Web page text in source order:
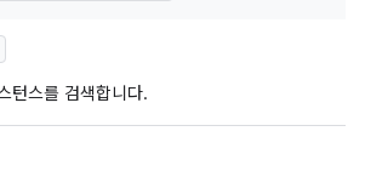
턴스를 검색합니다.